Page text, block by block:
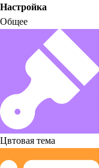
Настройка
Общее
Цвтовая тема